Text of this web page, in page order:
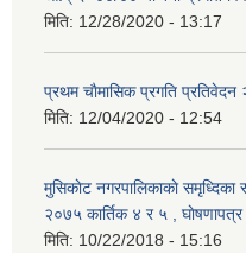
मिति: 12/28/2020 - 13:17
प्रथम चाैमासिक प्रगति प्रतिवेदन
मिति: 12/04/2020 - 12:54
मुसिकाेट नगरपालिकाकाे
२०७५ कार्तिक ४ र ५ , घाेषणापत्र
मिति: 10/22/2018 - 15:16